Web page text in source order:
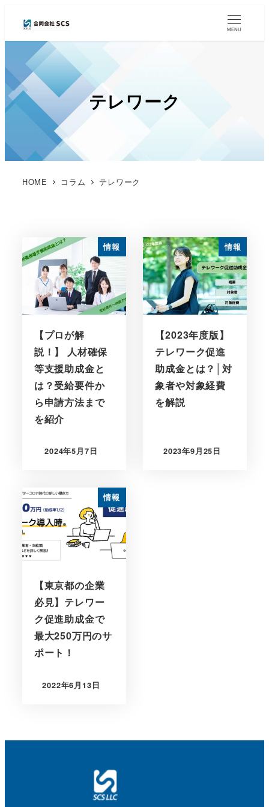
MENU
テレワーク
HOME コラム テレワーク
情報
【プロが解
説！】 人材確保
等支援助成金と
は？受給要件か
ら申請方法まで
を紹介
2024年5月7日
情報
【2023年度版】
テレワーク促進
助成金とは？│対
象者や対象経費
を解説
2023年9月25日
情報
【東京都の企業
必見】テレワー
ク促進助成金で
最大250万円のサ
ポート！
2022年6月13日